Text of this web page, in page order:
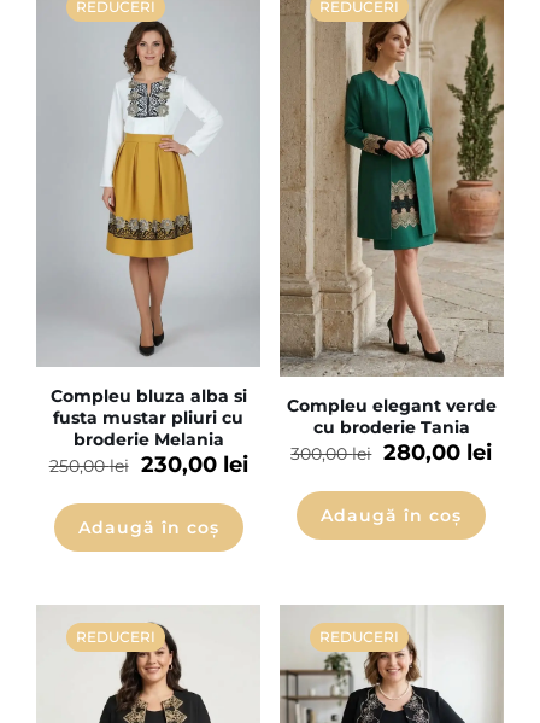
REDUCERI
Compleu bluza alba si
fusta mustar pliuri cu
broderie Melania
250,00lei 230,00 lei
Adaugă în coș
REDUCERI
Compleu elegant verde
cu broderie Tania
300,00lei 280,00 lei
Adaugă în coș
REDUCERI REDUCERI